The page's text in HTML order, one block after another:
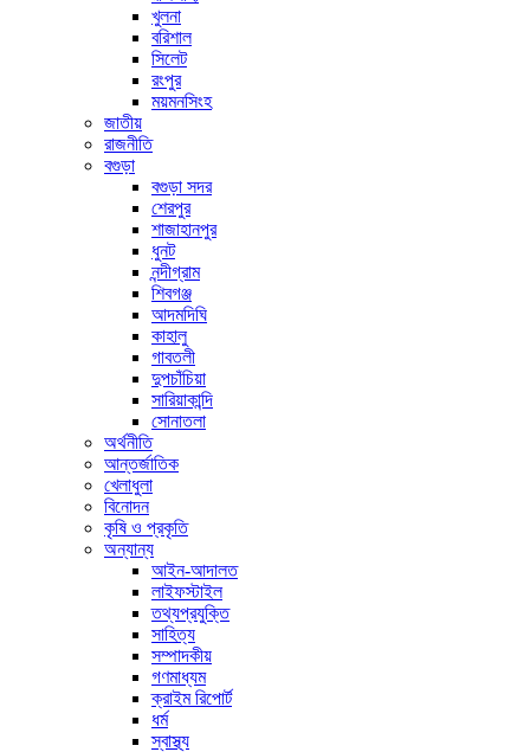
খুলনা
বরিশাল
সিলেট
রংপুর
ময়মনসিংহ
জাতীয়
রাজনীতি
বগুড়া
বগুড়া সদর
শেরপুর
শাজাহানপুর
ধুনট
নন্দীগ্রাম
শিবগঞ্জ
আদমদিঘি
কাহালু
গাবতলী
দুপচাঁচিয়া
সারিয়াকান্দি
সোনাতলা
অর্থনীতি
আন্তর্জাতিক
খেলাধুলা
বিনোদন
কৃষি ও প্রকৃতি
অন্যান্য
আইন-আদালত
লাইফস্টাইল
তথ্যপ্রযুক্তি
সাহিত্য
সম্পাদকীয়
গণমাধ্যম
ক্রাইম রিপোর্ট
ধর্ম
স্বাস্থ্য